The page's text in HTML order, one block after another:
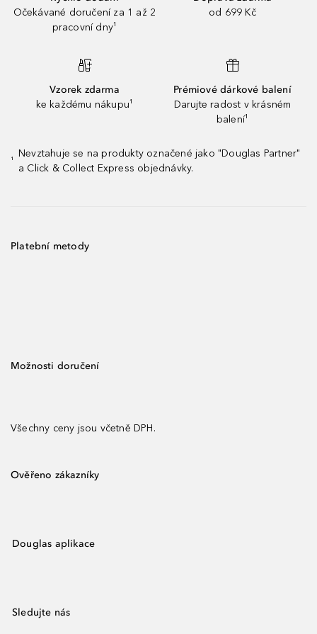
Očekávané doručení za 1 až 2
pracovní dny¹
od 699 Kč
Vzorek zdarma
ke každému nákupu¹
Prémiové dárkové balení
Darujte radost v krásném
balení¹
¹
Nevztahuje se na produkty označené jako "Douglas Partner"
a Click & Collect Express objednávky.
Platební metody
Možnosti doručení
Všechny ceny jsou včetně DPH.
Ověřeno zákazníky
Douglas aplikace
Sledujte nás